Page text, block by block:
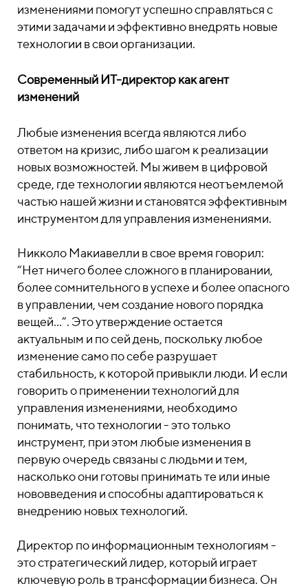
изменениями помогут успешно справляться с
этими задачами и эффективно внедрять новые
технологии в свои организации.
Современный ИТ-директор как агент
изменений
Любые изменения всегда являются либо
ответом на кризис, либо шагом к реализации
новых возможностей. Мы живем в цифровой
среде, где технологии являются неотъемлемой
частью нашей жизни и становятся эффективным
инструментом для управления изменениями.
Никколо Макиавелли в свое время говорил:
“Нет ничего более сложного в планировании,
более сомнительного в успехе и более опасного
в управлении, чем создание нового порядка
вещей…”. Это утверждение остается
актуальным и по сей день, поскольку любое
изменение само по себе разрушает
стабильность, к которой привыкли люди. И если
говорить о применении технологий для
управления изменениями, необходимо
понимать, что технологии - это только
инструмент, при этом любые изменения в
первую очередь связаны с людьми и тем,
насколько они готовы принимать те или иные
нововведения и способны адаптироваться к
внедрению новых технологий.
Директор по информационным технологиям -
это стратегический лидер, который играет
ключевую роль в трансформации бизнеса. Он